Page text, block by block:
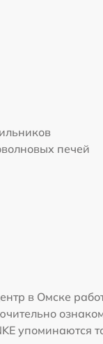
печей
в Омске
упоминаются